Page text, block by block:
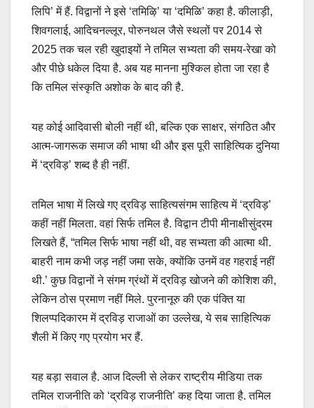
लिपि’ में हैं. विद्वानों ने इसे ‘तमिऴि’ या ‘दमिळि’ कहा है. कीलाड़ी,
शिवगलाई, आदिचनल्लूर, पोरुनथल जैसे स्थलों पर 2014 से
2025 तक चल रही खुदाइयों ने तमिल सभ्यता की समय-रेखा को
और पीछे धकेल दिया है. अब यह मानना मुश्किल होता जा रहा है
कि तमिल संस्कृति अशोक के बाद की है.
यह कोई आदिवासी बोली नहीं थी, बल्कि एक साक्षर, संगठित और
आत्म-जागरूक समाज की भाषा थी और इस पूरी साहित्यिक दुनिया
में ‘द्रविड़’ शब्द है ही नहीं.
तमिल भाषा में लिखे गए द्रविड़ साहित्यसंगम साहित्य में ‘द्रविड़’
कहीं नहीं मिलता. वहां सिर्फ तमिल है. विद्वान टीपी मीनाक्षीसुंदरम
लिखते हैं, “तमिल सिर्फ भाषा नहीं थी, वह सभ्यता की आत्मा थी.
बाहरी नाम कभी जड़ नहीं जमा सके, क्योंकि उनमें वह गहराई नहीं
थी.’ कुछ विद्वानों ने संगम ग्रंथों में द्रविड़ खोजने की कोशिश की,
लेकिन ठोस प्रमाण नहीं मिले. पुरनानूरु की एक पंक्ति या
शिलप्पदिकारम में द्रविड़ राजाओं का उल्लेख, ये सब साहित्यिक
शैली में किए गए प्रयोग भर हैं.
यह बड़ा सवाल है. आज दिल्ली से लेकर राष्ट्रीय मीडिया तक
तमिल राजनीति को ‘द्रविड़ राजनीति’ कह दिया जाता है. तमिल